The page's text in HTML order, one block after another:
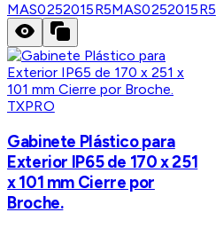
MAS0252015R5MAS0252015R5
TXPRO
Gabinete Plástico para
Exterior IP65 de 170 x 251
x 101 mm Cierre por
Broche.